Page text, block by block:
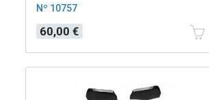
Nº 10757
Precio
60,00 €